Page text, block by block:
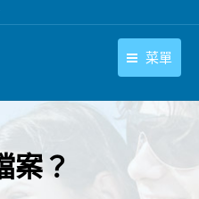
菜單
載中心
繁體中文
案？